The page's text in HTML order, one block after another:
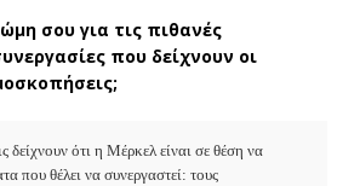
σου για τις πιθανές
που δείχνουν οι
δείχνουν ότι η Μέρκελ είναι σε θέση να
που θέλει να συνεργαστεί: τους